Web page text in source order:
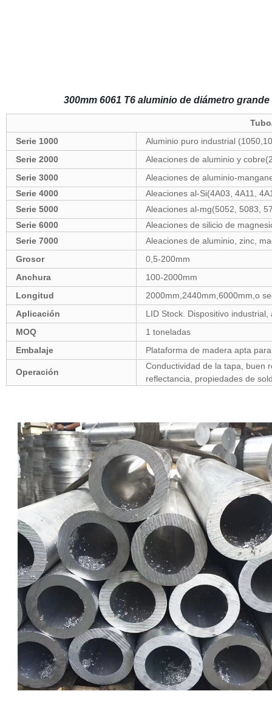
300mm 6061 T6 aluminio de diámetro
Serie 1000
Aluminio puro industrial
Serie 2000
Aleaciones de aluminio y
Serie 3000
Aleaciones de aluminio-
Serie 4000
Aleaciones al-Si(4A03, 4A11,
Serie 5000
Aleaciones al-mg(5052, 5083,
Serie 6000
Aleaciones de silicio de
Serie 7000
Aleaciones de aluminio, zinc,
Grosor
0,5-200mm
Anchura
100-2000mm
Longitud
2000mm,2440mm,6000mm,o
Aplicación
LID Stock. Dispositivo
MOQ
1 toneladas
Embalaje
Plataforma de madera apta
Operación
Conductividad de la tapa, buen
reflectancia, propiedades de